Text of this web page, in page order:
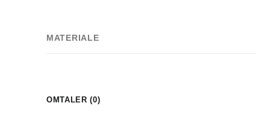
MATERIALE
OMTALER (0)